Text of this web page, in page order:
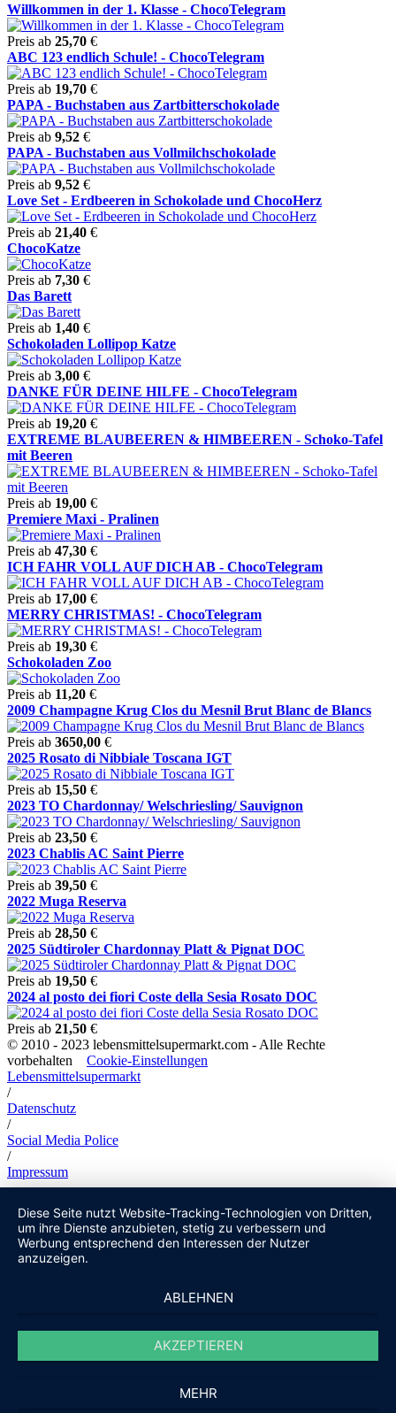
Willkommen in der 1. Klasse - ChocoTelegram
Preis ab 25,70 €
ABC 123 endlich Schule! - ChocoTelegram
Preis ab 19,70 €
PAPA - Buchstaben aus Zartbitterschokolade
Preis ab 9,52 €
PAPA - Buchstaben aus Vollmilchschokolade
Preis ab 9,52 €
Love Set - Erdbeeren in Schokolade und ChocoHerz
Preis ab 21,40 €
ChocoKatze
Preis ab 7,30 €
Das Barett
Preis ab 1,40 €
Schokoladen Lollipop Katze
Preis ab 3,00 €
DANKE FÜR DEINE HILFE - ChocoTelegram
Preis ab 19,20 €
EXTREME BLAUBEEREN & HIMBEEREN - Schoko-Tafel
mit Beeren
Preis ab 19,00 €
Premiere Maxi - Pralinen
Preis ab 47,30 €
ICH FAHR VOLL AUF DICH AB - ChocoTelegram
Preis ab 17,00 €
MERRY CHRISTMAS! - ChocoTelegram
Preis ab 19,30 €
Schokoladen Zoo
Preis ab 11,20 €
2009 Champagne Krug Clos du Mesnil Brut Blanc de Blancs
Preis ab 3650,00 €
2025 Rosato di Nibbiale Toscana IGT
Preis ab 15,50 €
2023 TO Chardonnay/ Welschriesling/ Sauvignon
Preis ab 23,50 €
2023 Chablis AC Saint Pierre
Preis ab 39,50 €
2022 Muga Reserva
Preis ab 28,50 €
2025 Südtiroler Chardonnay Platt & Pignat DOC
Preis ab 19,50 €
2024 al posto dei fiori Coste della Sesia Rosato DOC
Preis ab 21,50 €
© 2010 - 2023 lebensmittelsupermarkt.com - Alle Rechte
vorbehalten Cookie-Einstellungen
Lebensmittelsupermarkt
/
Datenschutz
/
Social Media Police
/
Impressum
Diese Seite nutzt Website-Tracking-Technologien von Dritten,
um ihre Dienste anzubieten, stetig zu verbessern und
Werbung entsprechend den Interessen der Nutzer
anzuzeigen.
ABLEHNEN
AKZEPTIEREN
MEHR